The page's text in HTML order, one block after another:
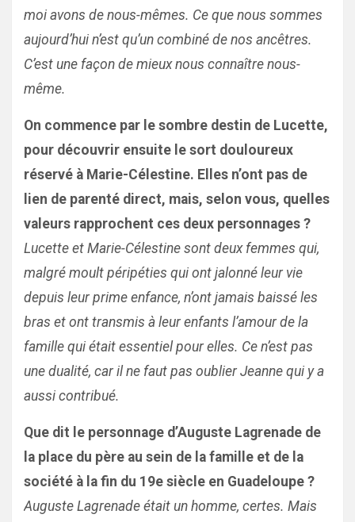
moi avons de nous-mêmes. Ce que nous sommes
aujourd’hui n’est qu’un combiné de nos ancêtres.
C’est une façon de mieux nous connaître nous-
même.
On commence par le sombre destin de Lucette,
pour découvrir ensuite le sort douloureux
réservé à Marie-Célestine. Elles n’ont pas de
lien de parenté direct, mais, selon vous, quelles
valeurs rapprochent ces deux personnages ?
Lucette et Marie-Célestine sont deux femmes qui,
malgré moult péripéties qui ont jalonné leur vie
depuis leur prime enfance, n’ont jamais baissé les
bras et ont transmis à leur enfants l’amour de la
famille qui était essentiel pour elles. Ce n’est pas
une dualité, car il ne faut pas oublier Jeanne qui y a
aussi contribué.
Que dit le personnage d’Auguste Lagrenade de
la place du père au sein de la famille et de la
société à la fin du 19e siècle en Guadeloupe ?
Auguste Lagrenade était un homme, certes. Mais